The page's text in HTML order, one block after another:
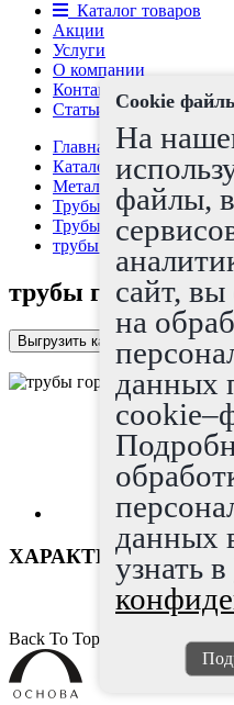
Каталог товаров
Акции
Услуги
О компании
Контакты
Статьи
Главная страница
Каталог
Металлопрокат
Трубы
Трубы г/д
трубы
трубы
Выгрузить каталог в Excel
ХАРАКТЕРИСТИКИ
Back To Top
Cookie
На
файлы,
сайт, вы
на
данных
данных
узнать в